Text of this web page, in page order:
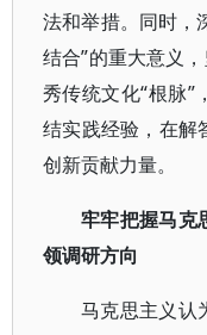
法和举措。同时，
结合”的重大意义
秀传统文化“根脉”
结实践经验，在解
创新贡献力量。
牢牢把握马克
领调研方向
马克思主义认